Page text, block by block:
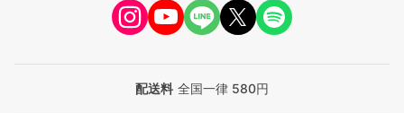
配送料 全国一律 580円